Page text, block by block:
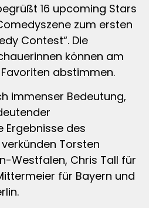
16 upcoming Stars
zum ersten
Contest“. Die
können am
abstimmen.
immenser Bedeutung,
Ergebnisse des
Torsten
Westfalen, Chris Tall für
für Bayern und